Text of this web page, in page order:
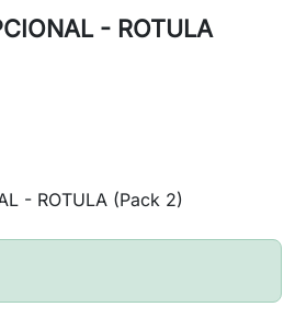
- ROTULA
- ROTULA (Pack 2)